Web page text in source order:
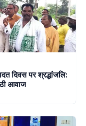
दिवस पर श्रद्धांजलि:
आवाज